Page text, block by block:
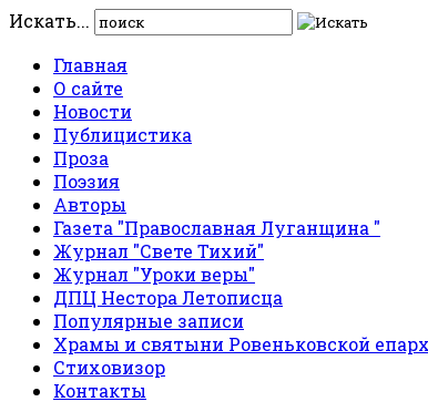
Искать...
Главная
О сайте
Новости
Публицистика
Проза
Поэзия
Авторы
Газета "Православная Луганщина "
Журнал "Свете Тихий"
Журнал "Уроки веры"
ДПЦ Нестора Летописца
Популярные записи
Храмы и святыни Ровеньковской
Стиховизор
Контакты